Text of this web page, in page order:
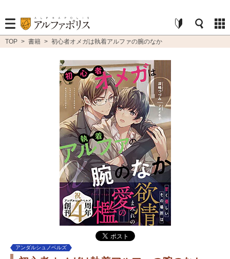
TOP > 書籍 > 初心者オメガは執着アルファの腕のなか
アンダルシュノベルズ